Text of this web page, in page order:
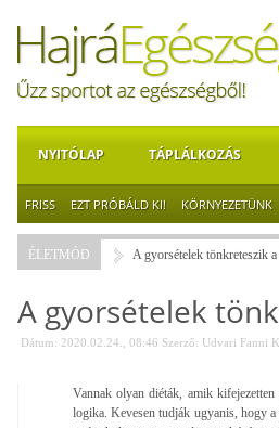
NYITÓLAP TÁPLÁLKOZÁS
FRISS EZT PRÓBÁLD KI! KÖRNYEZETÜNK
ÉLETMÓD A gyorsételek tönkreteszik a
A gyorsételek
Dátum: 2020.02.24., 08:46 Szerző: Udvari Fanni
Vannak olyan diéták, amik
logika. Kevesen tudják ugyanis, hogy